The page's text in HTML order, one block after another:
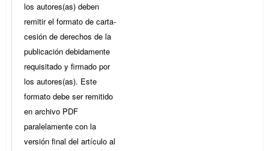
los autores(as) deben
remitir el formato de carta-
cesión de derechos de la
publicación debidamente
requisitado y firmado por
los autores(as). Este
formato debe ser remitido
en archivo PDF
paralelamente con la
versión final del artículo al